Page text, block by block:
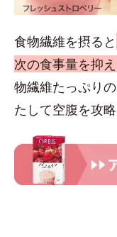
食物繊維を摂ると
次の食事量を抑
物繊維たっぷり
たして空腹を攻